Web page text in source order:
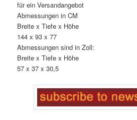
für ein Versandangebot
Abmessungen in CM
Breite x Tiefe x Höhe
144 x 93 x 77
Abmessungen sind in Zoll:
Breite x Tiefe x Höhe
57 x 37 x 30,5